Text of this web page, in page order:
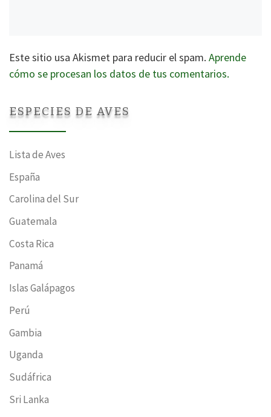
Este sitio usa Akismet para reducir el spam. Aprende
cómo se procesan los datos de tus comentarios.
ESPECIES DE AVES
Lista de Aves
España
Carolina del Sur
Guatemala
Costa Rica
Panamá
Islas Galápagos
Perú
Gambia
Uganda
Sudáfrica
Sri Lanka